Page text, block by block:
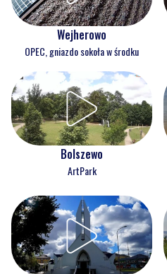
Wejherowo
OPEC, gniazdo sokoła w środku
Bolszewo
ArtPark